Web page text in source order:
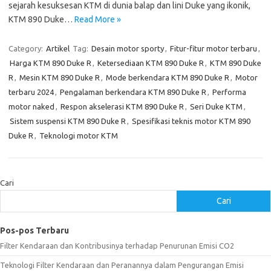
sejarah kesuksesan KTM di dunia balap dan lini Duke yang ikonik,
KTM 890 Duke… Read More »
Category: Artikel Tag: Desain motor sporty, Fitur-fitur motor terbaru ,
Harga KTM 890 Duke R , Ketersediaan KTM 890 Duke R , KTM 890 Duke
R , Mesin KTM 890 Duke R , Mode berkendara KTM 890 Duke R , Motor
terbaru 2024, Pengalaman berkendara KTM 890 Duke R , Performa
motor naked , Respon akselerasi KTM 890 Duke R , Seri Duke KTM ,
Sistem suspensi KTM 890 Duke R , Spesifikasi teknis motor KTM 890
Duke R , Teknologi motor KTM
Cari
Cari
Pos-pos Terbaru
Filter Kendaraan dan Kontribusinya terhadap Penurunan Emisi CO2
Teknologi Filter Kendaraan dan Peranannya dalam Pengurangan Emisi